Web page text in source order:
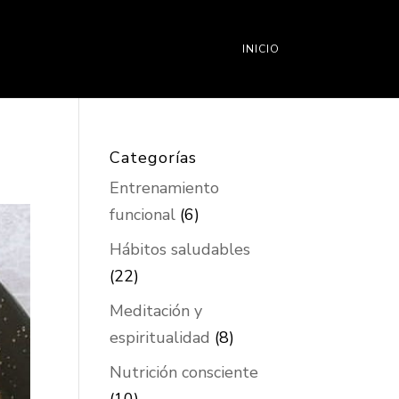
INICIO
Categorías
Entrenamiento
funcional(6)
Hábitos saludables
(22)
Meditación y
espiritualidad (8)
Nutrición consciente